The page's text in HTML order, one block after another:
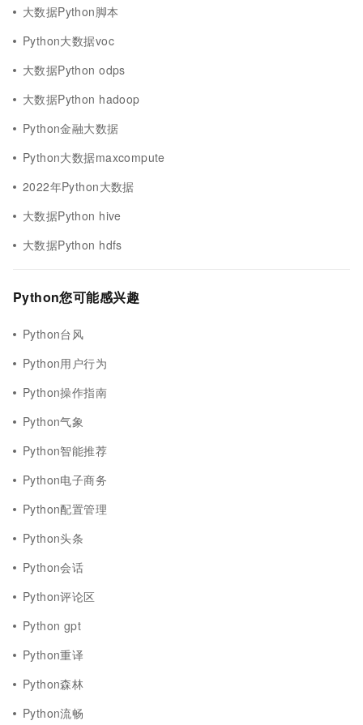
大数据Python脚本
Python大数据voc
大数据Python odps
大数据Python hadoop
Python金融大数据
Python大数据maxcompute
2022年Python大数据
大数据Python hive
大数据Python hdfs
Python您可能感兴趣
Python台风
Python用户行为
Python操作指南
Python气象
Python智能推荐
Python电子商务
Python配置管理
Python头条
Python会话
Python评论区
Python gpt
Python重译
Python森林
Python流畅